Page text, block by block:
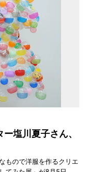
塩川夏子さん、
もので洋服を作るクリエ